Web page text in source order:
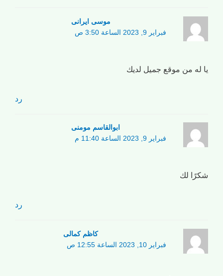
موسی ایرانی
فبراير 9, 2023 الساعة 3:50 ص
يا له من موقع جميل لديك
رد
ابوالقاسم مومنی
فبراير 9, 2023 الساعة 11:40 م
شكرًا لك
رد
کاظم کمالی
فبراير 10, 2023 الساعة 12:55 ص